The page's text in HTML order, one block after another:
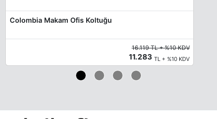
Colombia Makam Ofis Koltuğu
16.119 TL + %10 KDV
11.283 TL + %10 KDV